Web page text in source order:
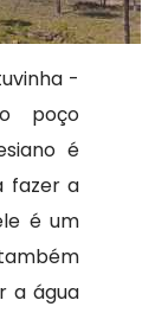
-
poço
é
fazer a
é um
a água